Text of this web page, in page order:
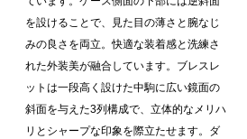
한국어
を設けることで、見た目の薄さと腕なじ
みの良さを両立。快適な装着感と洗練さ
れた外装美が融合しています。ブレスレ
ットは一段高く設けた中駒に広い鏡面の
斜面を与えた3列構成で、立体的なメリハ
リとシャープな印象を際立たせます。ダ